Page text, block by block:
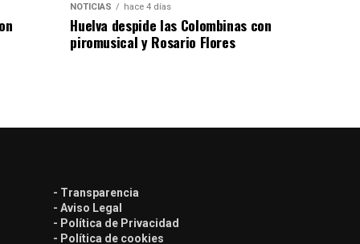
NOTICIAS hace 4 días
Huelva despide las Colombinas con
piromusical y Rosario Flores
- Transparencia
- Aviso Legal
- Política de Privacidad
- Política de cookies